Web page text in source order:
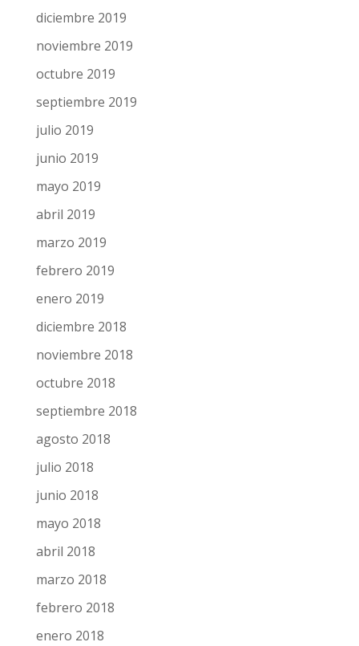
diciembre 2019
noviembre 2019
octubre 2019
septiembre 2019
julio 2019
junio 2019
mayo 2019
abril 2019
marzo 2019
febrero 2019
enero 2019
diciembre 2018
noviembre 2018
octubre 2018
septiembre 2018
agosto 2018
julio 2018
junio 2018
mayo 2018
abril 2018
marzo 2018
febrero 2018
enero 2018